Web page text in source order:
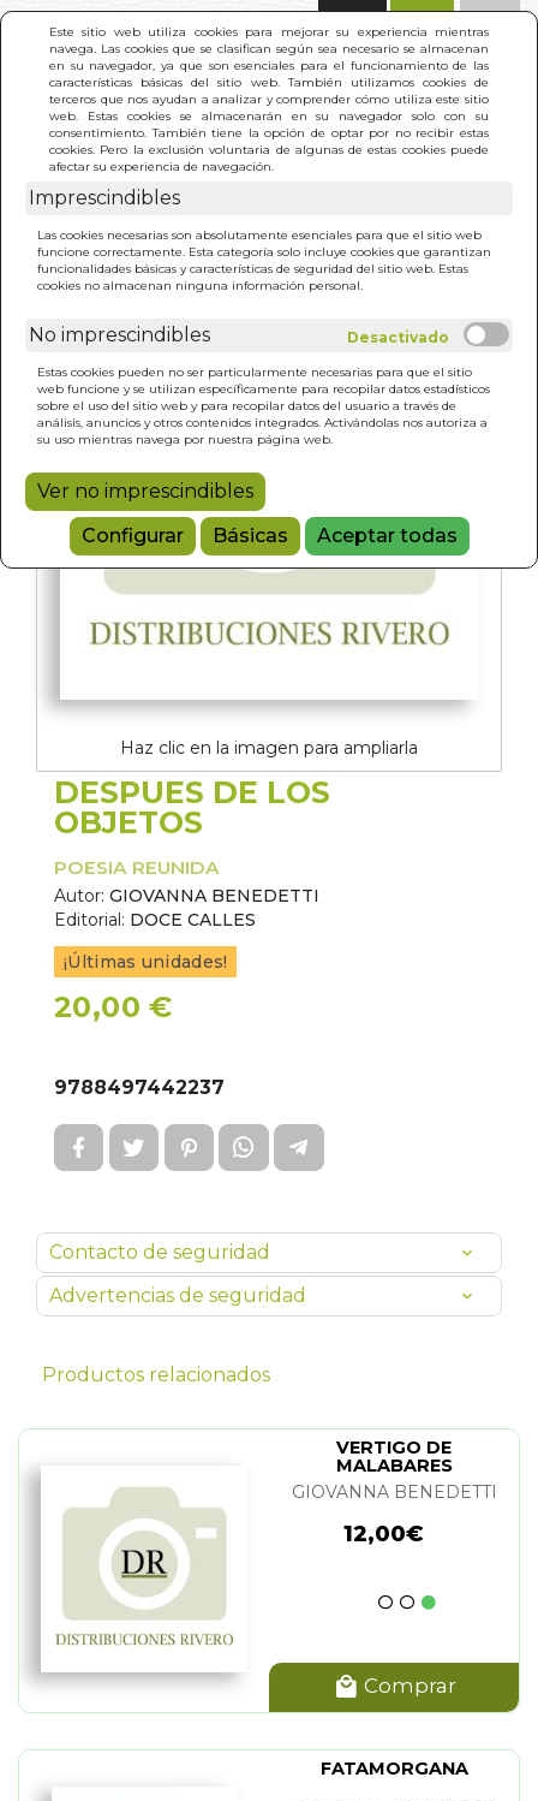
Este sitio web utiliza cookies para mejorar su experiencia mientras
navega. Las cookies que se clasifican según sea necesario se almacenan
en su navegador, ya que son esenciales para el funcionamiento de las
características básicas del sitio web. También utilizamos cookies de
terceros que nos ayudan a analizar y comprender cómo utiliza este sitio
web. Estas cookies se almacenarán en su navegador solo con su
consentimiento. También tiene la opción de optar por no recibir estas
cookies. Pero la exclusión voluntaria de algunas de estas cookies puede
afectar su experiencia de navegación.
Imprescindibles
Las cookies necesarias son absolutamente esenciales para que el sitio web
funcione correctamente. Esta categoría solo incluye cookies que garantizan
funcionalidades básicas y características de seguridad del sitio web. Estas
cookies no almacenan ninguna información personal.
No imprescindibles
Estas cookies pueden no ser particularmente necesarias para que el sitio
web funcione y se utilizan específicamente para recopilar datos estadísticos
sobre el uso del sitio web y para recopilar datos del usuario a través de
análisis, anuncios y otros contenidos integrados. Activándolas nos autoriza a
su uso mientras navega por nuestra página web.
Ver no imprescindibles
Configurar
Básicas Aceptar todas
INICIO > DESPUES DE LOS OBJETOS
Haz clic en la imagen para ampliarla
DESPUES DE LOS
OBJETOS
POESIA REUNIDA
Autor: GIOVANNA BENEDETTI
Editorial: DOCE CALLES
¡Últimas unidades!
20,00 €
9788497442237
Contacto de seguridad
Advertencias de seguridad
Productos relacionados
VERTIGO DE
MALABARES
GIOVANNA BENEDETTI
12,00€
Comprar
FATAMORGANA